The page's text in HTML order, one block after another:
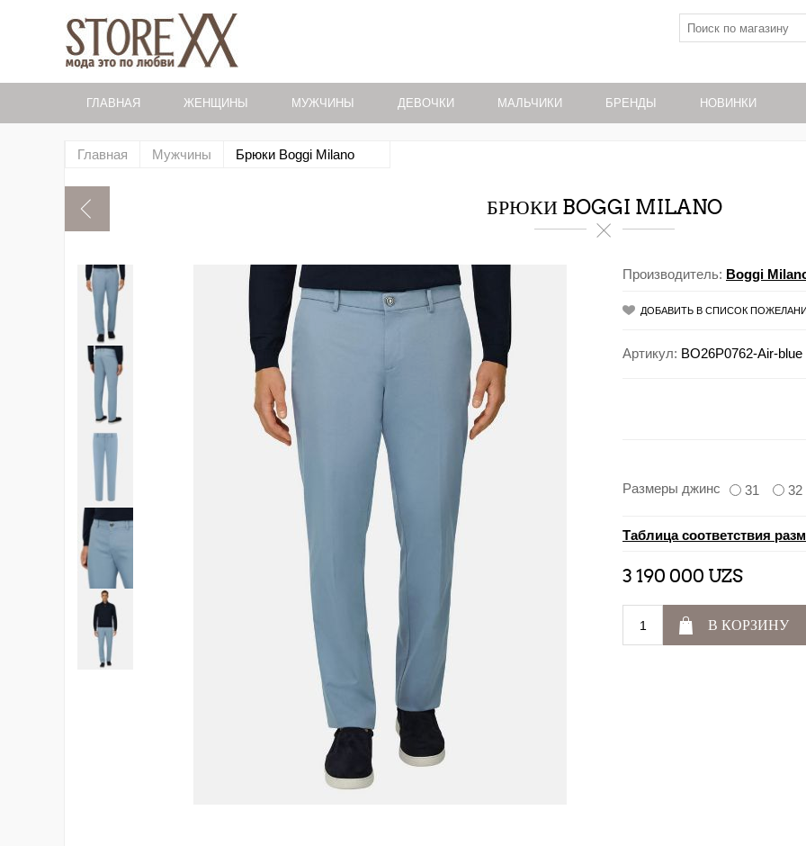
ГЛАВНАЯ ЖЕНЩИНЫ МУЖЧИНЫ ДЕВОЧКИ МАЛЬЧИКИ БРЕНДЫ НОВИНКИ
Главная Мужчины Брюки Boggi Milano
БРЮКИ BOGGI MILANO
Производитель: Boggi
ДОБАВИТЬ В СПИСОК
Артикул: BO26P0762-Air-blue
Размеры джинс 31 32
Таблица соответствия
3 190 000 UZS
В КОРЗИНУ